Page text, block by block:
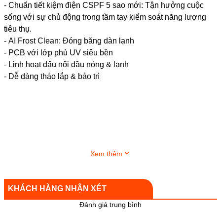
- Chuẩn tiết kiệm điện CSPF 5 sao mới: Tận hưởng cuộc
sống với sự chủ động trong tầm tay kiểm soát năng lượng
tiêu thụ.
- AI Frost Clean: Đóng băng dàn lạnh
- PCB với lớp phủ UV siêu bền
- Linh hoạt đấu nối đầu nóng & lạnh
- Dễ dàng tháo lắp & bảo trì
Xem thêm
KHÁCH HÀNG NHẬN XÉT
Đánh giá trung bình